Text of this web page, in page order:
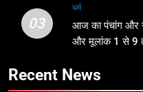
03
धर्म
आज का पंचांग और
और मूलांक 1 से 9
Recent News